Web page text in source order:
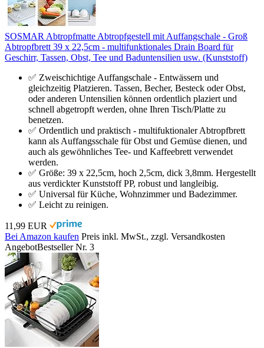
SOSMAR Abtropfmatte Abtropfgestell mit Auffangschale - Groß
Abtropfbrett 39 x 22,5cm - multifunktionales Drain Board für
Geschirr, Tassen, Obst, Tee und Baduntensilien usw. (Kunststoff)
✅ Zweischichtige Auffangschale - Entwässern und
gleichzeitig Platzieren. Tassen, Becher, Besteck oder Obst,
oder anderen Untensilien können ordentlich plaziert und
schnell abgetropft werden, ohne Ihren Tisch/Platte zu
benetzen.
✅ Ordentlich und praktisch - multifuktionaler Abtropfbrett
kann als Auffangsschale für Obst und Gemüse dienen, und
auch als gewöhnliches Tee- und Kaffeebrett verwendet
werden.
✅ Größe: 39 x 22,5cm, hoch 2,5cm, dick 3,8mm. Hergestellt
aus verdickter Kunststoff PP, robust und langleibig.
✅ Universal für Küche, Wohnzimmer und Badezimmer.
✅ Leicht zu reinigen.
11,99 EUR
Bei Amazon kaufen Preis inkl. MwSt., zzgl. Versandkosten
AngebotBestseller Nr. 3